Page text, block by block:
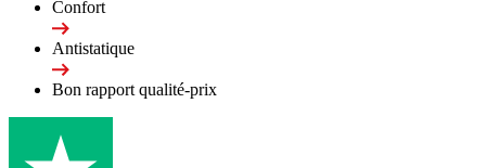
Confort
Antistatique
Bon rapport qualité-prix